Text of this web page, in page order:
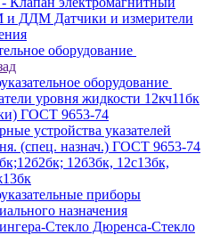
ДДМ Датчики и измерители
оборудование
оборудование
уровня жидкости 12кч11бк
ГОСТ 9653-74
устройства указателей
(спец. назнач.) ГОСТ 9653-74
12б3бк, 12с13бк,
приборы
назначения
Стекло Дюренса-Стекло